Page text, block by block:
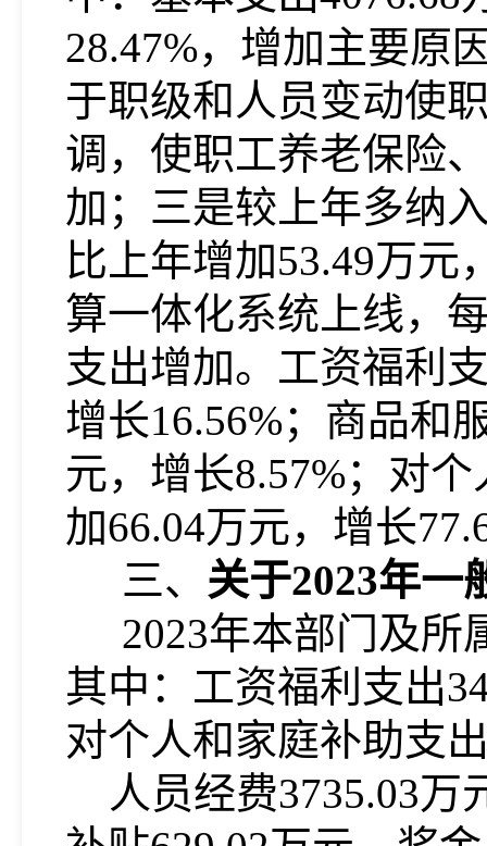
28.47%，增加主要原
于职级和人员变动使
调，使职工养老保险
加；三是较上年多纳
比上年增加53.49万元
算一体化系统上线，
支出增加。 工资福利
增长16.56%； 商品和
元，增长8.57%； 对个
加66.04万元，增长
三、 关于2023年一
2023年本部门及所
其中：工资福利支出
对个人和家庭补助支
人员经费3735.03万